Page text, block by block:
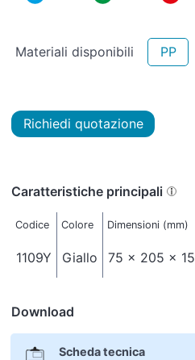
Materiali disponibili PP
Richiedi quotazione
Caratteristiche principali
Codice Colore Dimensioni (mm)
1109Y Giallo 75 x 205 x 15
Download
Scheda tecnica